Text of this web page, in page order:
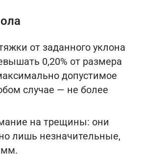
от заданного уклона
0,20% от размера
допустимое
случае — не более
на трещины: они
лишь незначительные,
мм.